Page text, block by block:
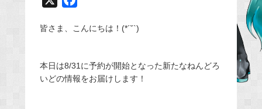
c
b
o
皆さま、こんにちは！(*´˘`)
本日は8/31に予約が開始となった新たなねんどろ
いどの情報をお届けします！